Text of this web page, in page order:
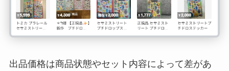
出品価格は商品状態やセット内容によって差があ